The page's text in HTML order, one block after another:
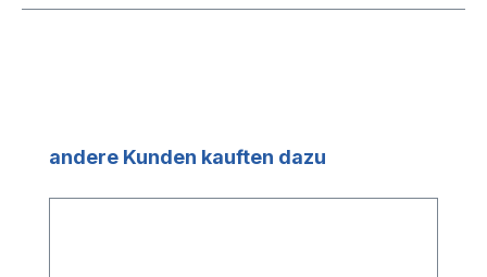
Produktgalerie überspringen
andere Kunden kauften dazu